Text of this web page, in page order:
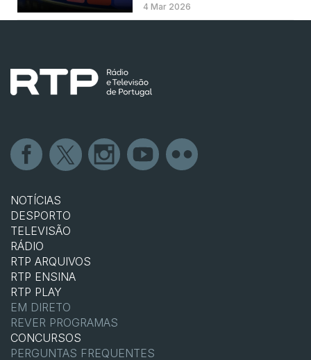
4 Mar 2026
NOTÍCIAS
DESPORTO
TELEVISÃO
RÁDIO
RTP ARQUIVOS
RTP ENSINA
RTP PLAY
EM DIRETO
REVER PROGRAMAS
CONCURSOS
PERGUNTAS FREQUENTES